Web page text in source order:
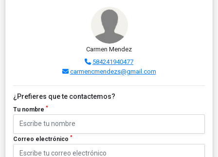
Carmen Mendez
584241940477
carmencmendezs@gmail.com
¿Prefieres que te contactemos?
Tu nombre *
Correo electrónico *